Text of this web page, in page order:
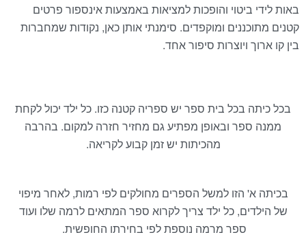
באות לידי ביטוי והופכות למציאות באמצעות אינספור פרטים
קטנים מתוכננים ומוקפדים. סימנתי אותן כאן, נקודות שמחברות
בין קו ארוך ויוצרות סיפור אחד.
בכל כיתה בכל בית ספר יש ספריה קטנה כזו. כל ילד יכול לקחת
ממנה ספר ובאופן מפתיע גם מחזיר חזרה למקום. בהרבה
מהכיתות יש זמן קבוע לקריאה.
בכיתה א' הזו למשל הספרים מחולקים לפי רמות, לאחר מיפוי
של הילדים, כל ילד צריך לקרוא ספר המתאים לרמה שלו ועוד
ספר מרמה נוספת לפי בחירתו החופשית.